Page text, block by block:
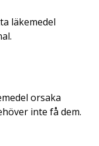
läkemedel
orsaka
inte få dem.